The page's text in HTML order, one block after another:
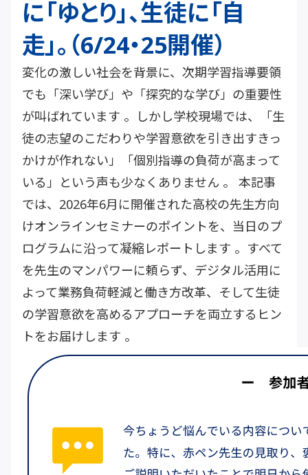
に「ゆとり」、生徒に「自
走」。（6/24・25開催）
変化の激しい社会を背景に、次期学習指導要領
でも「深い学び」や「探究的な学び」の重要性
が叫ばれています 。しかし学校現場では、「生
徒の志望のこだわりや学習意欲を引き出すきっ
かけが作れない」「個別指導の負荷が高まって
いる」という声も少なくありません 。 本記事
では、2026年6月に開催された高校の先生方向
けオンラインセミナーのポイントを、当日のプ
ログラムに沿って凝縮レポートします 。すべて
を先生のマンパワーに頼らず、デジタル活用に
よって業務負荷軽減と働き方改革、そして生徒
の学習意欲を高めるアプローチを両立するヒン
トをお届けします 。